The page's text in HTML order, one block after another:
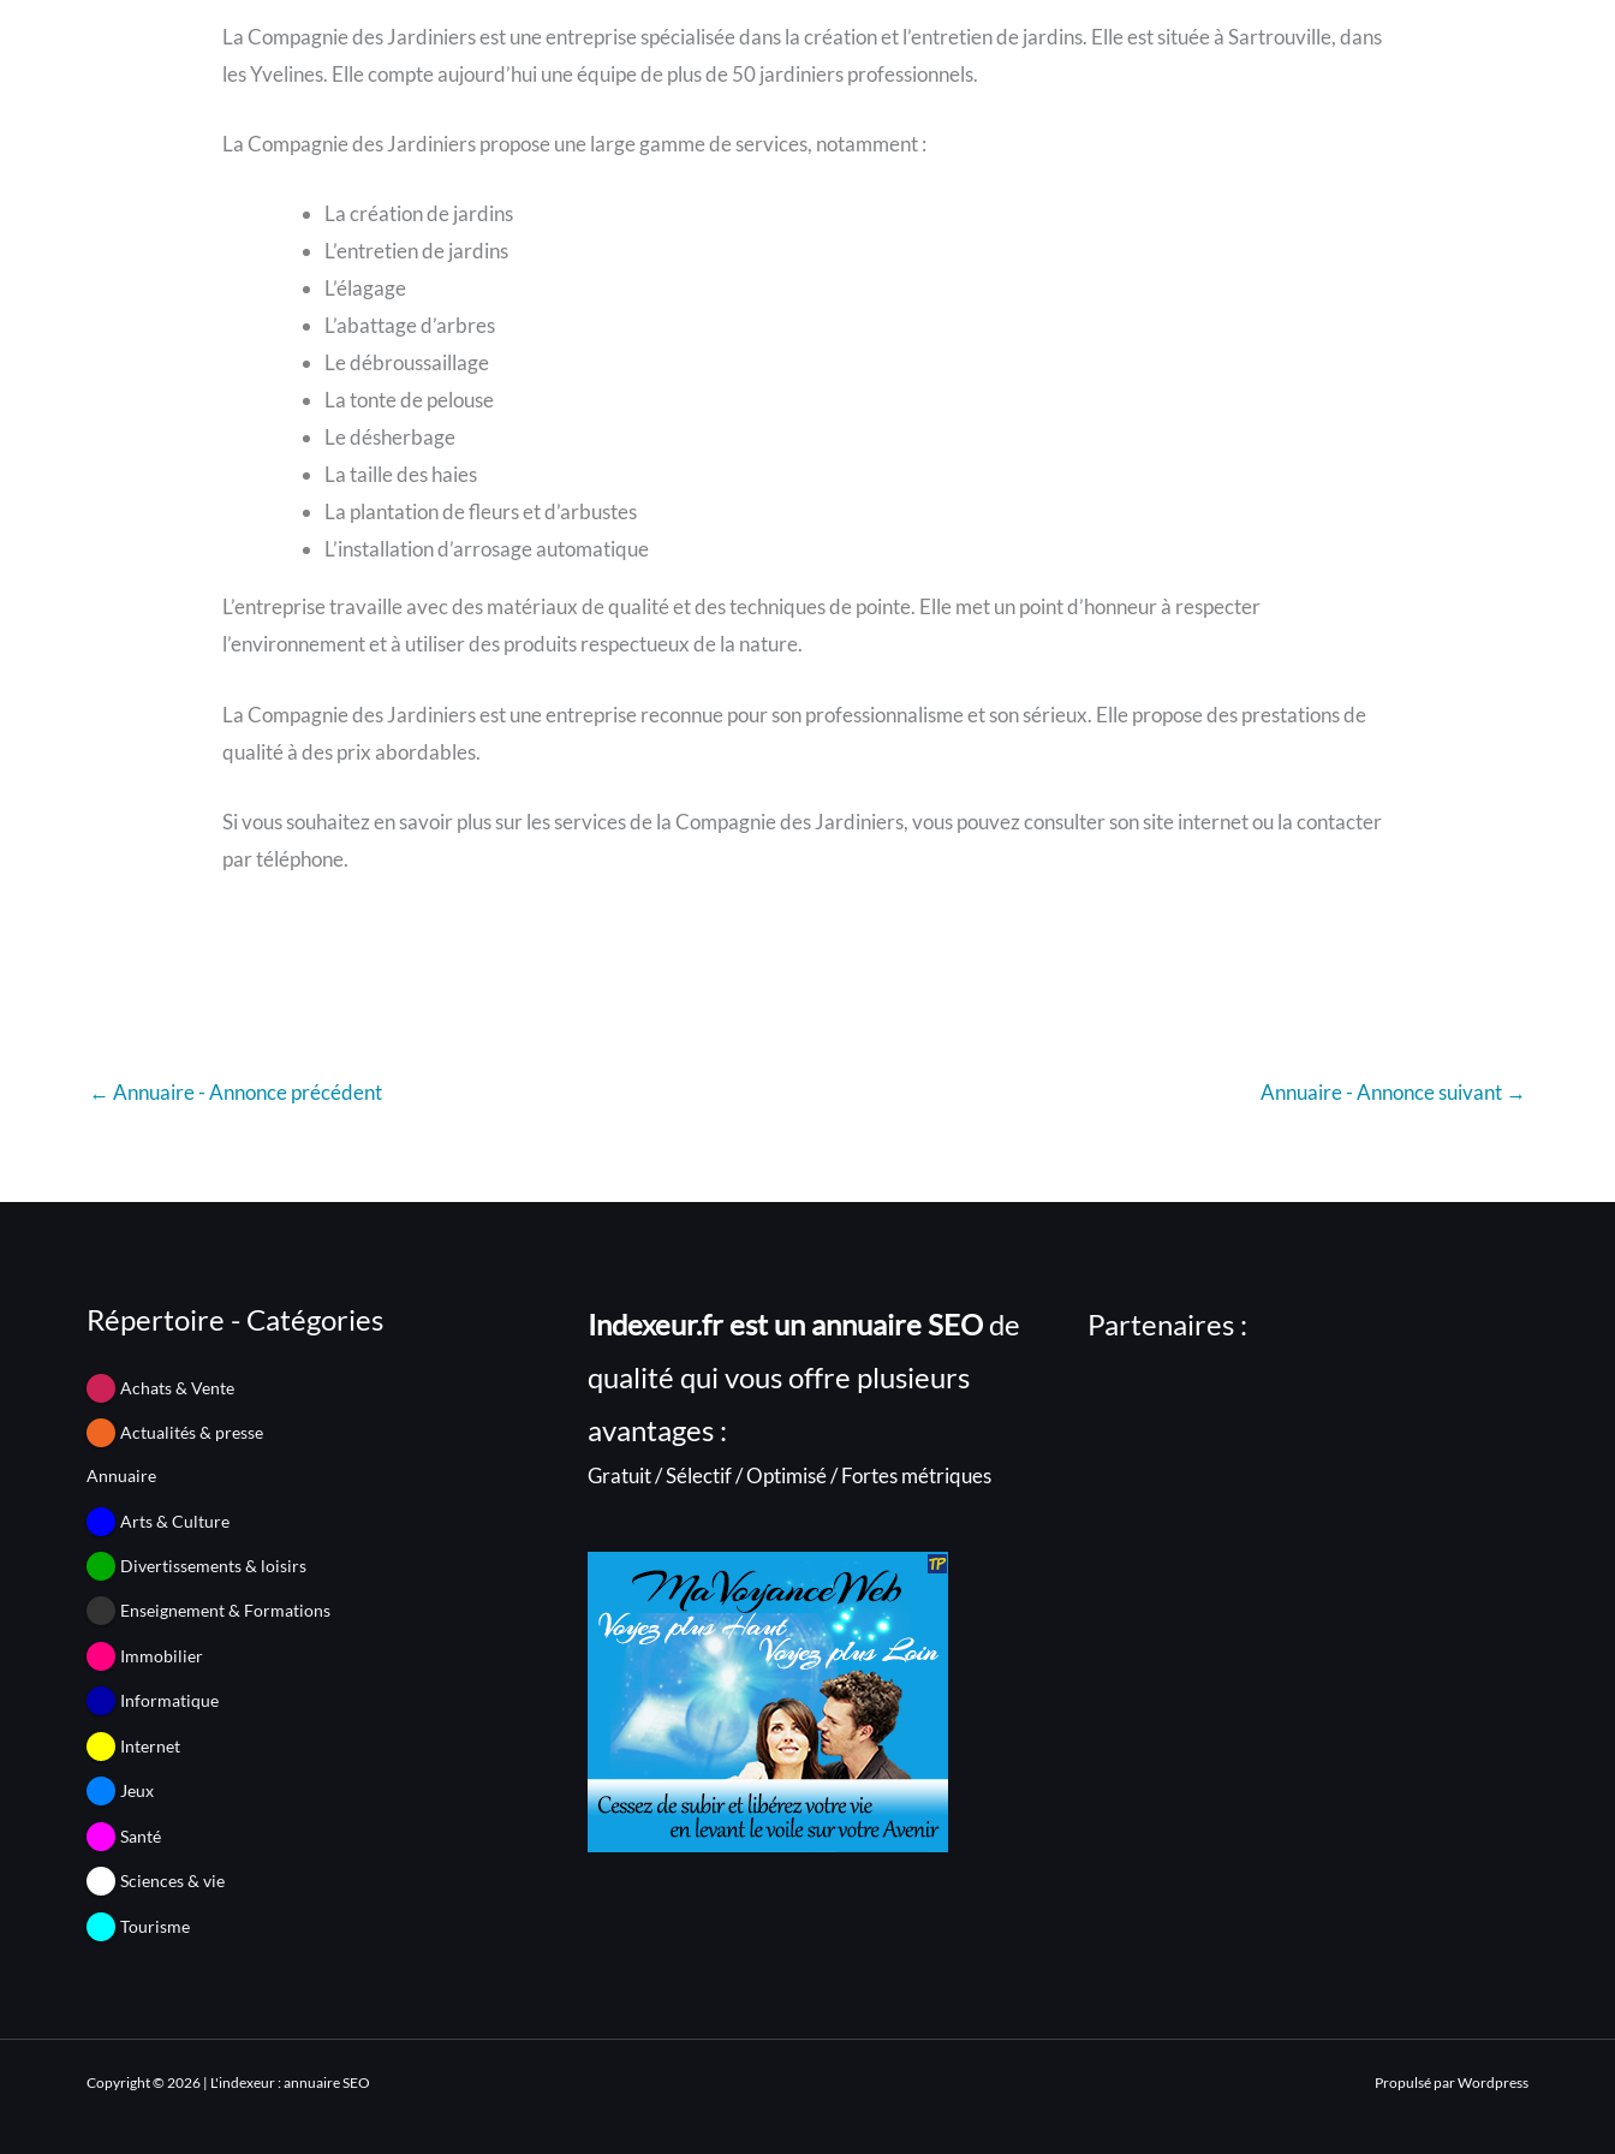
La Compagnie des Jardiniers est une entreprise spécialisée dans la création et l’entretien de jardins. Elle est située à Sartrouville, dans
les Yvelines. Elle compte aujourd’hui une équipe de plus de 50 jardiniers professionnels.
La Compagnie des Jardiniers propose une large gamme de services, notamment :
La création de jardins
L’entretien de jardins
L’élagage
L’abattage d’arbres
Le débroussaillage
La tonte de pelouse
Le désherbage
La taille des haies
La plantation de fleurs et d’arbustes
L’installation d’arrosage automatique
L’entreprise travaille avec des matériaux de qualité et des techniques de pointe. Elle met un point d’honneur à respecter
l’environnement et à utiliser des produits respectueux de la nature.
La Compagnie des Jardiniers est une entreprise reconnue pour son professionnalisme et son sérieux. Elle propose des prestations de
qualité à des prix abordables.
Si vous souhaitez en savoir plus sur les services de la Compagnie des Jardiniers, vous pouvez consulter son site internet ou la contacter
par téléphone.
← Annuaire - Annonce précédent Annuaire - Annonce suivant →
Répertoire - Catégories
Achats & Vente
Actualités & presse
Annuaire
Arts & Culture
Divertissements & loisirs
Enseignement & Formations
Immobilier
Informatique
Internet
Jeux
Santé
Sciences & vie
Tourisme
Indexeur.fr est un annuaire SEOde
qualité qui vous offre plusieurs
avantages :
Gratuit / Sélectif / Optimisé / Fortes métriques
Partenaires :
Copyright © 2026 | L'indexeur : annuaire SEO Propulsé par Wordpress